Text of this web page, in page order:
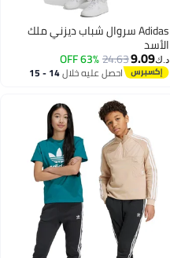
Adidas سروال شباب ديزني ملك
الأسد
د.ك‏9.09
24.63
63% OFF
احصل عليه خلال 14 - 15